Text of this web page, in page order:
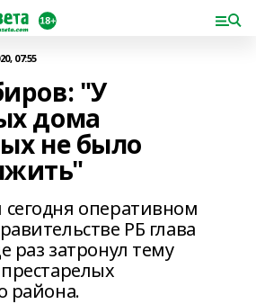
07:55
"У
дома
не было
оперативном
РБ глава
раз затронул тему
района.